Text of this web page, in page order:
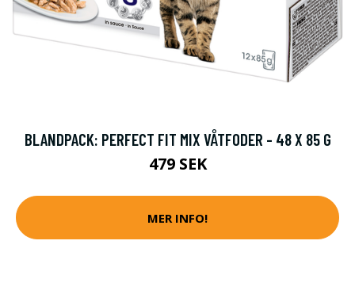
BLANDPACK: PERFECT FIT MIX VÅTFODER - 48 X 85 G
479 SEK
MER INFO!